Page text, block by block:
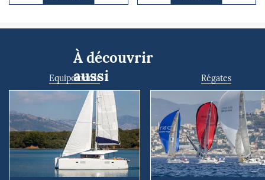
À découvrir
aussi
Equipements Régates